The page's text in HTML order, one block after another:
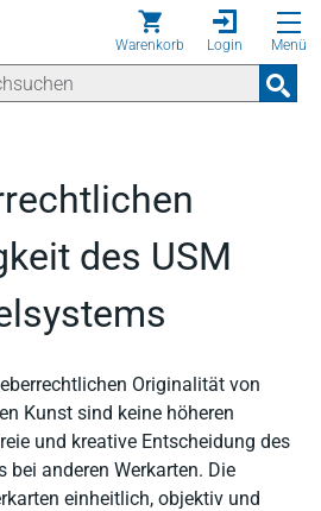
Warenkorb Login Menü
des USM
Originalität von
Kunst sind keine höheren
und kreative Entscheidung des
bei anderen Werkarten. Die
einheitlich, objektiv und